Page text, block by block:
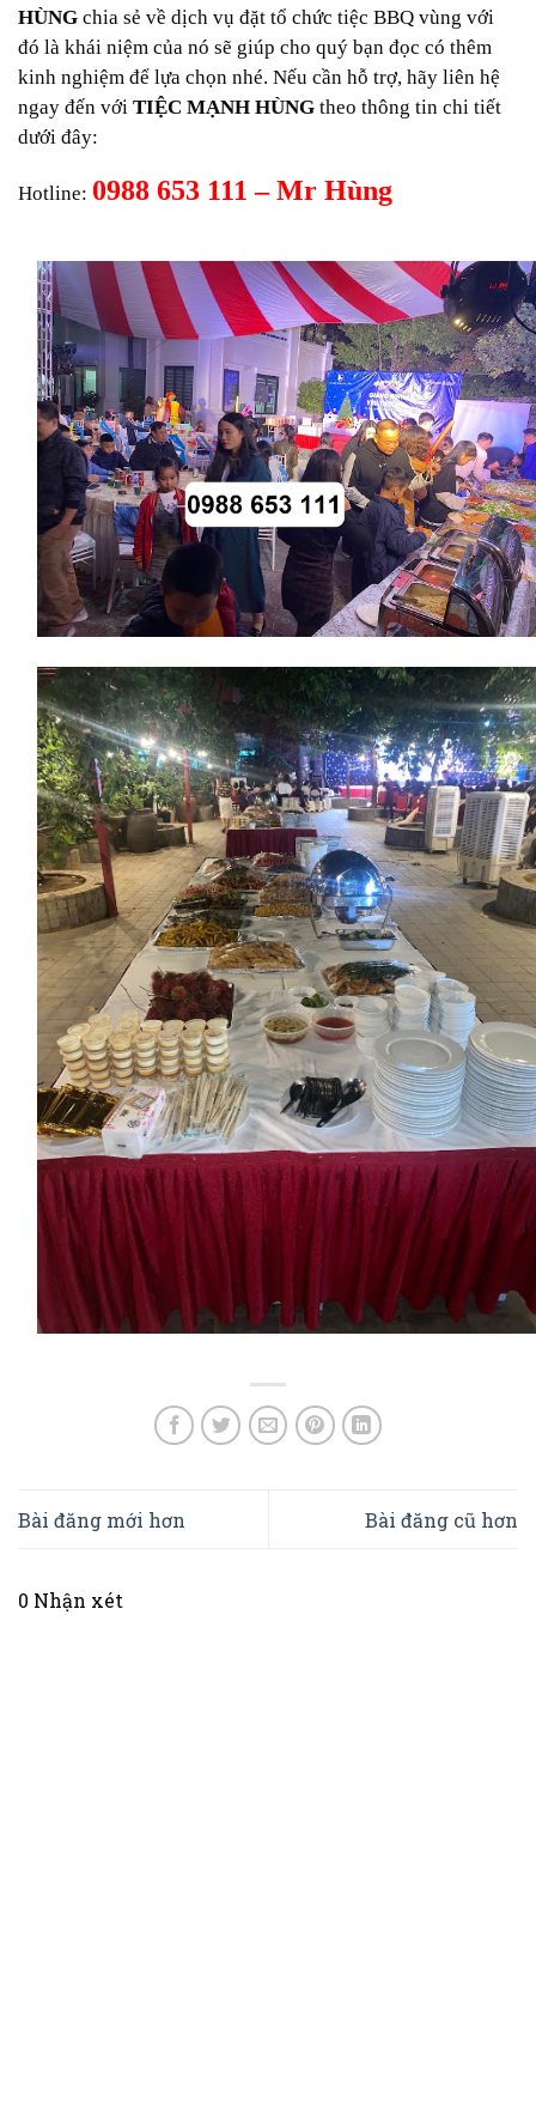
HÙNG chia sẻ về dịch vụ đặt tổ chức tiệc BBQ vùng với
đó là khái niệm của nó sẽ giúp cho quý bạn đọc có thêm
kinh nghiệm để lựa chọn nhé. Nếu cần hỗ trợ, hãy liên hệ
ngay đến với TIỆC MẠNH HÙNG theo thông tin chi tiết
dưới đây:
Hotline: 0988 653 111 – Mr Hùng
Bài đăng mới hơn Bài đăng cũ hơn
0 Nhận xét